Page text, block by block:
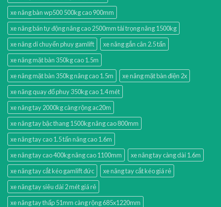
xe nâng bàn wp500 500kg cao 900mm
xe nâng bán tự động nâng cao 2500mm tải trọng nâng 1500kg
xe nâng di chuyển phuy gamlift
xe nâng gắn cân 2.5 tấn
xe nâng mặt bàn 350kg cao 1.5m
xe nâng mặt bàn 350kg nâng cao 1.5m
xe nâng mặt bàn điện 2x
xe nâng quay đổ phuy 350kg cao 1.4 mét
xe nâng tay 2000kg càng rộng ac20m
xe nâng tay bậc thang 1500kg nâng cao 800mm
xe nâng tay cao 1.5 tấn nâng cao 1.6m
xe nâng tay cao 400kg nâng cao 1100mm
xe nâng tay càng dài 1.6m
xe nâng tay cắt kéo gamlift đức
xe nâng tay cắt kéo giá rẻ
xe nâng tay siêu dài 2 mét giá rẻ
xe nâng tay thấp 51mm càng rộng 685x1220mm